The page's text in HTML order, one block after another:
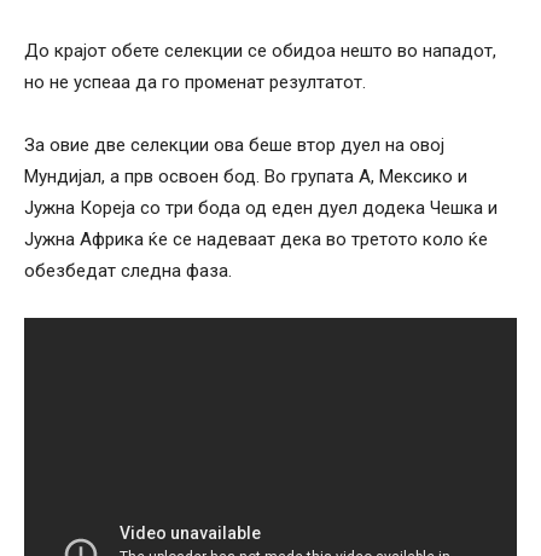
До крајот обете селекции се обидоа нешто во нападот,
но не успеаа да го променат резултатот.
За овие две селекции ова беше втор дуел на овој
Мундијал, а прв освоен бод. Во групата А, Мексико и
Јужна Кореја со три бода од еден дуел додека Чешка и
Јужна Африка ќе се надеваат дека во третото коло ќе
обезбедат следна фаза.